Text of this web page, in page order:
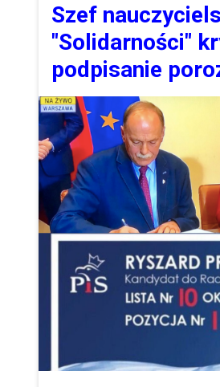
Szef
"Solidarności"
podpisanie